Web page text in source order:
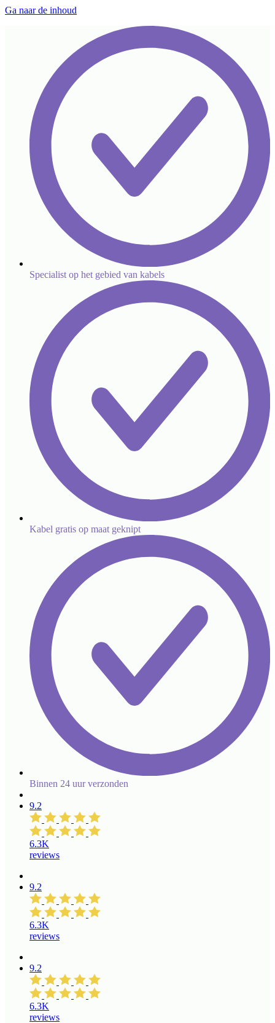
Ga naar de inhoud
Specialist op het gebied van kabels
Kabel gratis op maat geknipt
Binnen 24 uur verzonden
9.2
6.3K
reviews
9.2
6.3K
reviews
9.2
6.3K
reviews